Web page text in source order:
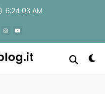
6:24:04 AM